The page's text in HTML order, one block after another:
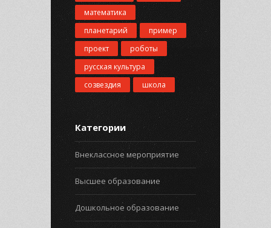
математика
планетарий
пример
проект
роботы
русская культура
созвездия
школа
Категории
Внеклассное мероприятие
Высшее образование
Дошкольное образование